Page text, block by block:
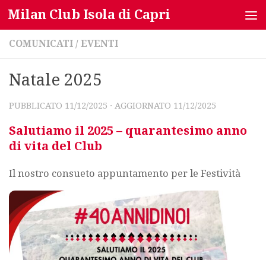
Salta al contenuto
Milan Club Isola di Capri
COMUNICATI / EVENTI
Natale 2025
PUBBLICATO 11/12/2025 · AGGIORNATO 11/12/2025
Salutiamo il 2025 – quarantesimo anno
di vita del Club
Il nostro consueto appuntamento per le Festività